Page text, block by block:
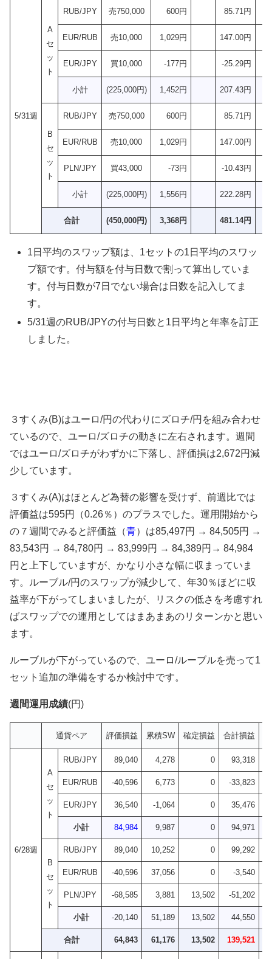
5/31週
A
セ
ッ
ト
RUB/JPY 売750,000 600円 85.71円
EUR/RUB 売10,000 1,029円 147.00円
EUR/JPY 買10,000 -177円 -25.29円
小計 (225,000円) 1,452円 207.43円
B
セ
ッ
ト
RUB/JPY 売750,000 600円 85.71円
EUR/RUB 売10,000 1,029円 147.00円
PLN/JPY 買43,000 -73円 -10.43円
小計 (225,000円) 1,556円 222.28円
合計 (450,000円) 3,368円 481.14円
1日平均のスワップ額は、1セットの1日平均のスワッ
プ額です。付与額を付与日数で割って算出していま
す。付与日数が7日でない場合は日数を記入してま
す。
5/31週のRUB/JPYの付与日数と1日平均と年率を訂正
しました。
３すくみ(B)はユーロ/円の代わりにズロチ/円を組み合わせ
ているので、ユーロ/ズロチの動きに左右されます。週間
ではユーロ/ズロチがわずかに下落し、評価損は2,672円減
少しています。
３すくみ(A)はほとんど為替の影響を受けず、前週比では
評価益は595円（0.26％）のプラスでした。運用開始から
の７週間でみると評価益（青）は85,497円 → 84,505円 →
83,543円 → 84,780円 → 83,999円 → 84,389円→ 84,984
円と上下していますが、かなり小さな幅に収まっていま
す。ルーブル/円のスワップが減少して、年30％ほどに収
益率が下がってしまいましたが、リスクの低さを考慮すれ
ばスワップでの運用としてはまあまあのリターンかと思い
ます。
ルーブルが下がっているので、ユーロ/ルーブルを売って1
セット追加の準備をするか検討中です。
週間運用成績(円)
通貨ペア 評価損益 累積SW 確定損益 合計損益
6/28週
A
セ
ッ
ト
RUB/JPY 89,040 4,278 0 93,318
EUR/RUB -40,596 6,773 0 -33,823
EUR/JPY 36,540 -1,064 0 35,476
小計 84,984 9,987 0 94,971
B
セ
ッ
ト
RUB/JPY 89,040 10,252 0 99,292
EUR/RUB -40,596 37,056 0 -3,540
PLN/JPY -68,585 3,881 13,502 -51,202
小計 -20,140 51,189 13,502 44,550
合計 64,843 61,176 13,502 139,521